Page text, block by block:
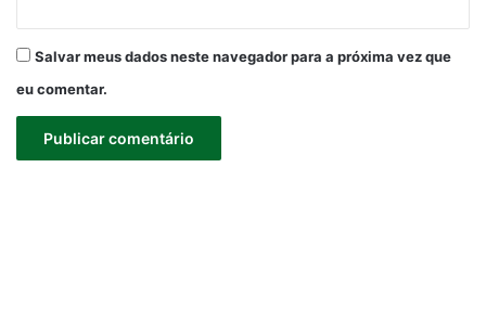
Salvar meus dados neste navegador para a próxima vez que
eu comentar.